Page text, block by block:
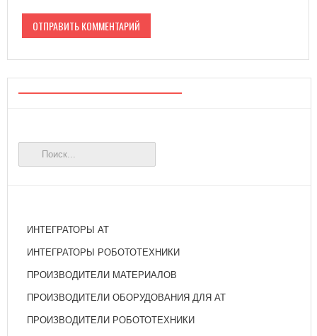
ИНТЕГРАТОРЫ АТ
ИНТЕГРАТОРЫ РОБОТОТЕХНИКИ
ПРОИЗВОДИТЕЛИ МАТЕРИАЛОВ
ПРОИЗВОДИТЕЛИ ОБОРУДОВАНИЯ ДЛЯ АТ
ПРОИЗВОДИТЕЛИ РОБОТОТЕХНИКИ